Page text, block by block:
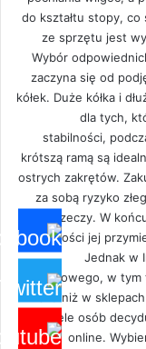
do kształtu stopy,
ze sprzętu jest
Wybór
zaczyna się od
kółek. Duże kółka i
dla tych,
stabilności,
krótszą ramą są
ostrych zakrętów.
za sobą ryzyko
rzeczy. W
możliwości jej
Jednak w
sportowego, w tym
niższe niż w
wiele osób
online.